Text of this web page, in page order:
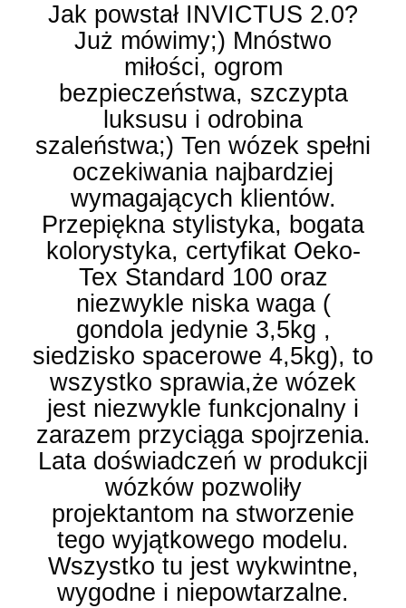
Jak powstał INVICTUS 2.0?
Już mówimy;) Mnóstwo
miłości, ogrom
bezpieczeństwa, szczypta
luksusu i odrobina
szaleństwa;) Ten wózek spełni
oczekiwania najbardziej
wymagających klientów.
Przepiękna stylistyka, bogata
kolorystyka, certyfikat Oeko-
Tex Standard 100 oraz
niezwykle niska waga (
gondola jedynie 3,5kg ,
siedzisko spacerowe 4,5kg), to
wszystko sprawia,że wózek
jest niezwykle funkcjonalny i
zarazem przyciąga spojrzenia.
Lata doświadczeń w produkcji
wózków pozwoliły
projektantom na stworzenie
tego wyjątkowego modelu.
Wszystko tu jest wykwintne,
wygodne i niepowtarzalne.